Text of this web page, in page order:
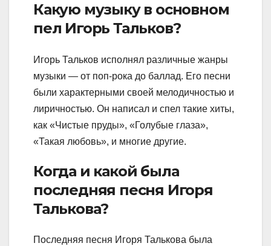
Какую музыку в основном
пел Игорь Тальков?
Игорь Тальков исполнял различные жанры
музыки — от поп-рока до баллад. Его песни
были характерными своей мелодичностью и
лиричностью. Он написал и спел такие хиты,
как «Чистые пруды», «Голубые глаза»,
«Такая любовь», и многие другие.
Когда и какой была
последняя песня Игоря
Талькова?
Последняя песня Игоря Талькова была